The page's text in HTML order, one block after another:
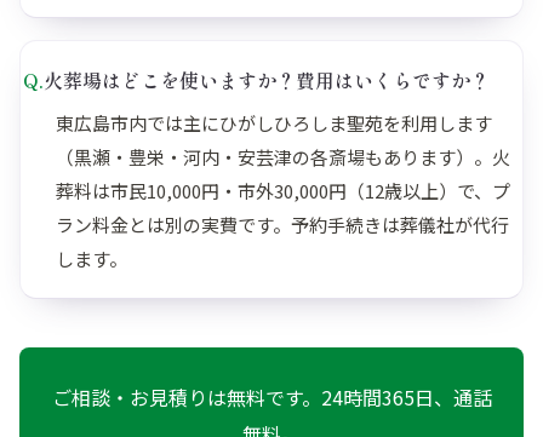
Q.火葬場はどこを使いますか？費用はいくらですか？
東広島市内では主にひがしひろしま聖苑を利用します
（黒瀬・豊栄・河内・安芸津の各斎場もあります）。火
葬料は市民10,000円・市外30,000円（12歳以上）で、プ
ラン料金とは別の実費です。予約手続きは葬儀社が代行
します。
ご相談・お見積りは無料です。24時間365日、通話